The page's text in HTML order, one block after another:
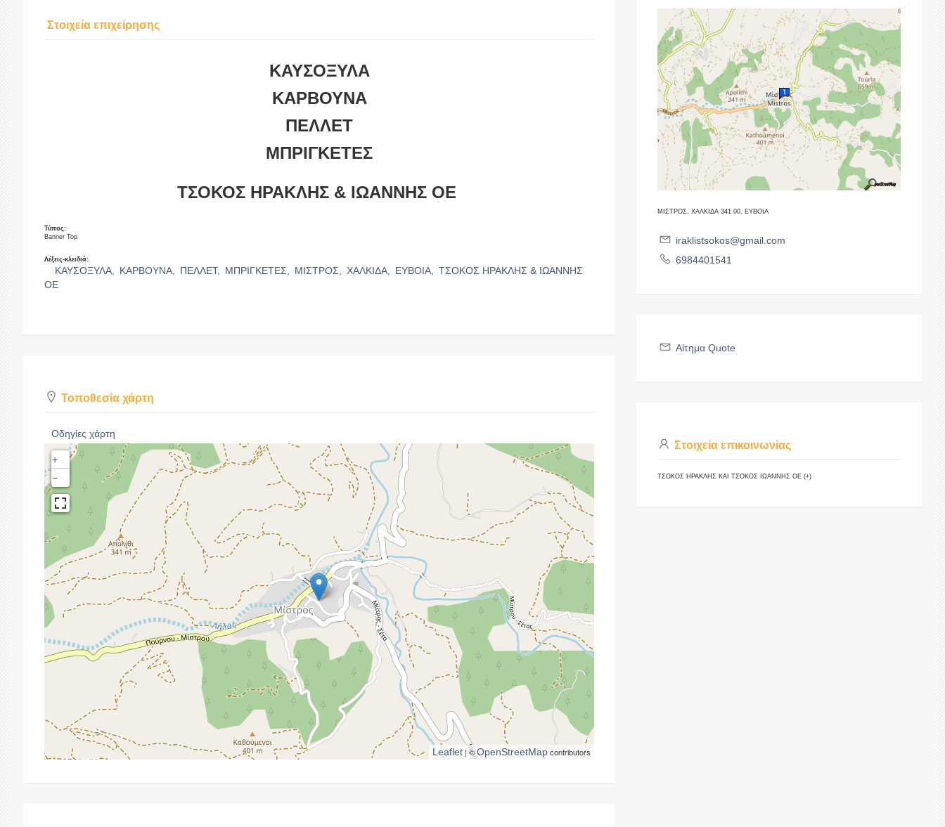
Στοιχεία επιχείρησης
ΚΑΥΣΟΞΥΛΑ
ΚΑΡΒΟΥΝΑ
ΠΕΛΛΕΤ
ΜΠΡΙΓΚΕΤΕΣ
ΤΣΟΚΟΣ ΗΡΑΚΛΗΣ & ΙΩΑΝΝΗΣ ΟΕ
Τύπος:
Banner Top
Λέξεις-κλειδιά:
ΚΑΥΣΟΞΥΛΑ, ΚΑΡΒΟΥΝΑ, ΠΕΛΛΕΤ, ΜΠΡΙΓΚΕΤΕΣ, ΜΙΣΤΡΟΣ, ΧΑΛΚΙΔΑ, ΕΥΒΟΙΑ,
ΤΣΟΚΟΣ ΗΡΑΚΛΗΣ & ΙΩΑΝΝΗΣ
ΟΕ
Τοποθεσία χάρτη
Οδηγίες χάρτη
+
−
Leaflet| ©OpenStreetMapcontributors
ΜΙΣΤΡΟΣ, ΧΑΛΚΙΔΑ 341 00, ΕΥΒΟΙΑ
iraklistsokos@gmail.com
6984401541
Αίτημα Quote
Στοιχεία επικοινωνίας
ΤΣΟΚΟΣ ΗΡΑΚΛΗΣ ΚΑΙ ΤΣΟΚΟΣ ΙΩΑΝΝΗΣ ΟΕ (+)